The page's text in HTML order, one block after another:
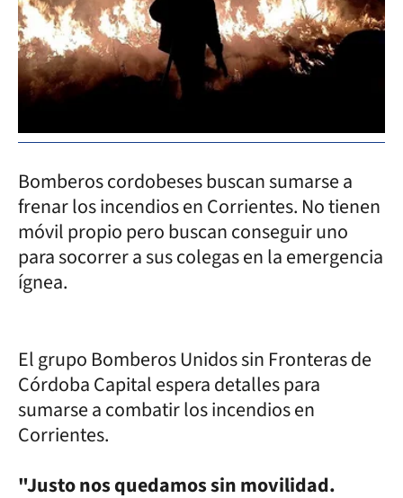
Bomberos cordobeses buscan sumarse a
frenar los incendios en Corrientes. No tienen
móvil propio pero buscan conseguir uno
para socorrer a sus colegas en la emergencia
ígnea.
El grupo Bomberos Unidos sin Fronteras de
Córdoba Capital espera detalles para
sumarse a combatir los incendios en
Corrientes.
"Justo nos quedamos sin movilidad.